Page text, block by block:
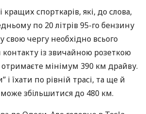
кращих спорткарів, які, до слова,
по 20 літрів 95-го бензину
у свою чергу необхідно всього
із звичайною розеткою
отримаєте мінімум 390 км драйву.
і їхати по рівній трасі, та ще й
може збільшитися до 480 км.